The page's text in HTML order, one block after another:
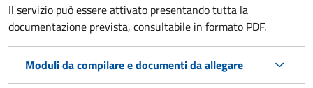
Il servizio può essere attivato presentando tutta la
documentazione prevista, consultabile in formato PDF.
Moduli da compilare e documenti da allegare